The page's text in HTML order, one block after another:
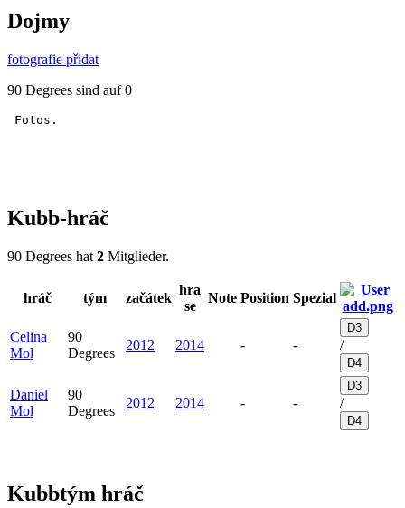
Dojmy
fotografie přidat
90 Degrees sind auf 0
Kubb-hráč
90 Degrees hat 2 Mitglieder.
hráč tým začátek
hra
se
Note Position Spezial
Celina
Mol
90
Degrees
2012 2014 - -
D3
/
D4
Daniel
Mol
90
Degrees
2012 2014 - -
D3
/
D4
Kubbtým hráč